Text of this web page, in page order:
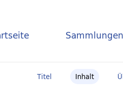
Sammlungen
Titel Inhalt